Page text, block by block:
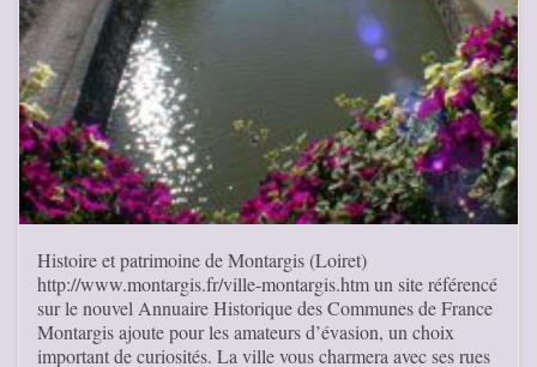
Histoire et patrimoine de Montargis (Loiret)
http://www.montargis.fr/ville-montargis.htm un site référencé
sur le nouvel Annuaire Historique des Communes de France
Montargis ajoute pour les amateurs d’évasion, un choix
important de curiosités. La ville vous charmera avec ses rues